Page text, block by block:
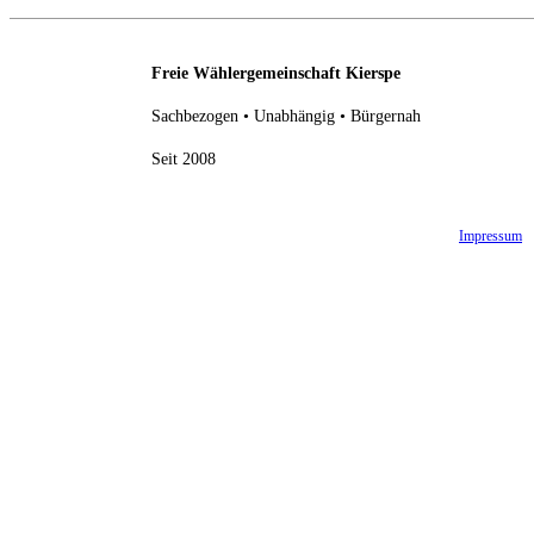
Freie Wählergemeinschaft Kierspe
Sachbezogen • Unabhängig • Bürgernah
Seit 2008
Impressum